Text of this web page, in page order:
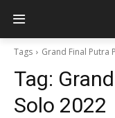
Tags Grand Final Putra
Tag:
Solo 2022